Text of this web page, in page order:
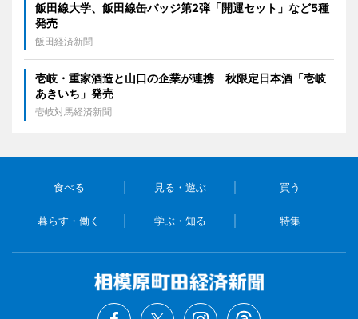
飯田線大学、飯田線缶バッジ第2弾「開運セット」など5種
発売
飯田経済新聞
壱岐・重家酒造と山口の企業が連携 秋限定日本酒「壱岐
あきいち」発売
壱岐対馬経済新聞
食べる 見る・遊ぶ 買う
暮らす・働く 学ぶ・知る 特集